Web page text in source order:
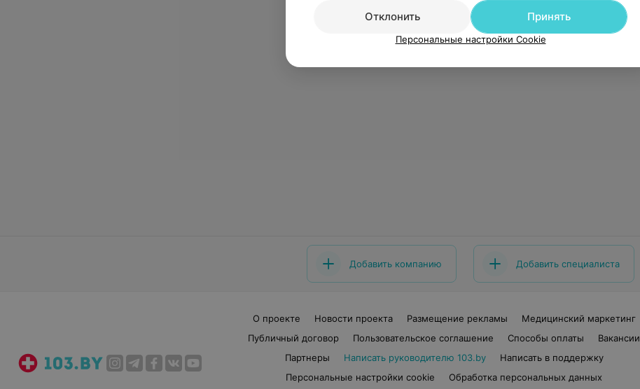
Добавить компанию Добавить специалиста
О проекте Новости проекта Размещение рекламы
Медицинский маркетинг
Публичный договор
Пользовательское соглашение Способы оплаты
Вакансии
Партнеры
Написать руководителю 103.by
Написать в поддержку
Персональные настройки cookie
Обработка персональных данных
Отклонить
Принять
Персональные настройки Cookie